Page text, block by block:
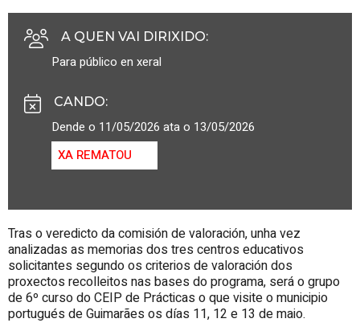
A QUEN VAI DIRIXIDO:
Para público en xeral
CANDO:
Dende o 11/05/2026 ata o 13/05/2026
XA REMATOU
Tras o veredicto da comisión de valoración, unha vez
analizadas as memorias dos tres centros educativos
solicitantes segundo os criterios de valoración dos
proxectos recolleitos nas bases do programa, será o grupo
de 6º curso doCEIP de Prácticas o que visite o municipio
portugués de Guimarães os días 11, 12 e 13 de maio.